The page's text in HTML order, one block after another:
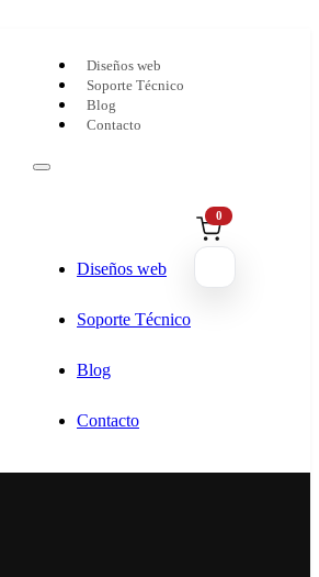
Diseños web
Soporte Técnico
Blog
Contacto
Diseños web
Soporte Técnico
Blog
Contacto
0